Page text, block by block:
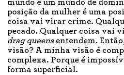
mundo é um mundo de
posição da mulher é uma
coisa vai virar crime.
pecado. Qualquer coisa vai
drag queensentendem.
visão? A minha visão é
complexa. Porque é
forma superficial.